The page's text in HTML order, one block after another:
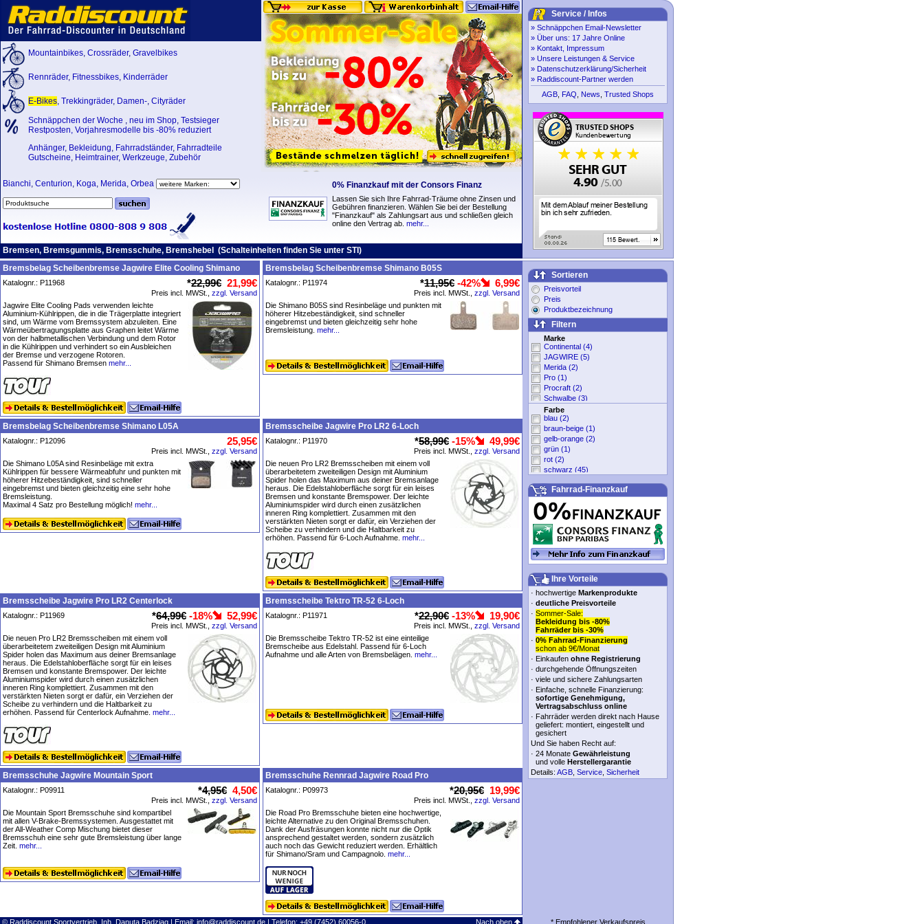
Mountainbikes, Crossräder, Gravelbikes
Rennräder, Fitnessbikes, Kinderräder
E-Bikes, Trekkingräder, Damen-, Cityräder
Schnäppchen der Woche , neu im Shop, Testsieger
Restposten, Vorjahresmodelle bis -80% reduziert
Anhänger, Bekleidung, Fahrradständer, Fahrradteile
Gutscheine, Heimtrainer, Werkzeuge, Zubehör
Service / Infos
» Schnäppchen Email-Newsletter
» Über uns: 17 Jahre Online
» Kontakt, Impressum
» Unsere Leistungen & Service
» Datenschutzerklärung/Sicherheit
» Raddiscount-Partner werden
AGB FAQ News Trusted Shops
Bianchi, Centurion, Koga, Merida, Orbea 0% Finanzkauf mit der Consors Finanz
Lassen Sie sich Ihre Fahrrad-Träume ohne Zinsen und
Gebühren finanzieren. Wählen Sie bei der Bestellung
"Finanzkauf" als Zahlungsart aus und schließen gleich
online den Vertrag ab. mehr...
Bremsen, Bremsgummis, Bremsschuhe, Bremshebel (Schalteinheiten finden Sie unter STI)
Bremsbelag Scheibenbremse Jagwire Elite Cooling Shimano
Katalognr.: P11968 *22,99€ 21,99€
Preis incl. MWSt., zzgl. Versand
Jagwire Elite Cooling Pads verwenden leichte
Aluminium-Kühlrippen, die in die Trägerplatte integriert
sind, um Wärme vom Bremssystem abzuleiten. Eine
Wärmeübertragungsplatte aus Graphen leitet Wärme
von der halbmetallischen Verbindung und dem Rotor
in die Kühlrippen und verhindert so ein Ausbleichen
der Bremse und verzogene Rotoren.
Passend für Shimano Bremsen mehr...
Bremsbelag Scheibenbremse Shimano B05S
Katalognr.: P11974 *11,95€ -42% 6,99€
Preis incl. MWSt., zzgl. Versand
Die Shimano B05S sind Resinbeläge und punkten mit
höherer Hitzebeständigkeit, sind schneller
eingebremst und bieten gleichzeitig sehr hohe
Bremsleistung. mehr...
Bremsbelag Scheibenbremse Shimano L05A
Katalognr.: P12096 25,95€
Preis incl. MWSt., zzgl. Versand
Die Shimano L05A sind Resinbeläge mit extra
Kühlrippen für bessere Wärmeabfuhr und punkten mit
höherer Hitzebeständigkeit, sind schneller
eingebremst und bieten gleichzeitig eine sehr hohe
Bremsleistung.
Maximal 4 Satz pro Bestellung möglich! mehr...
Bremsscheibe Jagwire Pro LR2 6-Loch
Katalognr.: P11970 *58,99€ -15% 49,99€
Preis incl. MWSt., zzgl. Versand
Die neuen Pro LR2 Bremsscheiben mit einem voll
überarbeitetem zweiteiligen Design mit Aluminium
Spider holen das Maximum aus deiner Bremsanlage
heraus. Die Edelstahloberfläche sorgt für ein leises
Bremsen und konstante Bremspower. Der leichte
Aluminiumspider wird durch einen zusätzlichen
inneren Ring komplettiert. Zusammen mit den
verstärkten Nieten sorgt er dafür, ein Verziehen der
Scheibe zu verhindern und die Haltbarkeit zu
erhöhen. Passend für 6-Loch Aufnahme. mehr...
Bremsscheibe Jagwire Pro LR2 Centerlock
Katalognr.: P11969 *64,99€ -18% 52,99€
Preis incl. MWSt., zzgl. Versand
Die neuen Pro LR2 Bremsscheiben mit einem voll
überarbeitetem zweiteiligen Design mit Aluminium
Spider holen das Maximum aus deiner Bremsanlage
heraus. Die Edelstahloberfläche sorgt für ein leises
Bremsen und konstante Bremspower. Der leichte
Aluminiumspider wird durch einen zusätzlichen
inneren Ring komplettiert. Zusammen mit den
verstärkten Nieten sorgt er dafür, ein Verziehen der
Scheibe zu verhindern und die Haltbarkeit zu
erhöhen. Passend für Centerlock Aufnahme. mehr...
Bremsscheibe Tektro TR-52 6-Loch
Katalognr.: P11971 *22,90€ -13% 19,90€
Preis incl. MWSt., zzgl. Versand
Die Bremsscheibe Tektro TR-52 ist eine einteilige
Bremscheibe aus Edelstahl. Passend für 6-Loch
Aufnahme und alle Arten von Bremsbelägen. mehr...
Bremsschuhe Jagwire Mountain Sport
Katalognr.: P09911 *4,95€ 4,50€
Preis incl. MWSt., zzgl. Versand
Die Mountain Sport Bremsschuhe sind kompartibel
mit allen V-Brake-Bremssystemen. Ausgestattet mit
der All-Weather Comp Mischung bietet dieser
Bremsschuh eine sehr gute Bremsleistung über lange
Zeit. mehr...
Bremsschuhe Rennrad Jagwire Road Pro
Katalognr.: P09973 *20,95€ 19,99€
Preis incl. MWSt., zzgl. Versand
Die Road Pro Bremsschuhe bieten eine hochwertige,
leichte Alternative zu den Original Bremsschuhen.
Dank der Ausfräsungen konnte nicht nur die Optik
ansprechend gestaltet werden, sondern zusätzlich
auch noch das Gewicht reduziert werden. Erhältlich
für Shimano/Sram und Campagnolo. mehr...
Sortieren
Preisvorteil
Preis
Produktbezeichnung
Filtern
Marke
Continental (4)
JAGWIRE (5)
Merida (2)
Pro (1)
Procraft (2)
Schwalbe (3)
Selle SMP (4)
Shimano (11)
Tektro (1)
XLC (3)
Xpedo (2)
sonstige (16)
Farbe
blau (2)
braun-beige (1)
gelb-orange (2)
grün (1)
rot (2)
schwarz (45)
weiß (2)
ohne Angabe (1)
Fahrrad-Finanzkauf
Ihre Vorteile
· hochwertige Markenprodukte
· deutliche Preisvorteile
· Sommer-Sale:
Bekleidung bis -80%
Fahrräder bis -30%
· 0% Fahrrad-Finanzierung
schon ab 9€/Monat
· Einkaufen ohne Registrierung
· durchgehende Öffnungszeiten
· viele und sichere Zahlungsarten
· Einfache, schnelle Finanzierung:
sofortige Genehmigung,
Vertragsabschluss online
· Fahrräder werden direkt nach Hause
geliefert: montiert, eingestellt und
gesichert
Und Sie haben Recht auf:
· 24 Monate Gewährleistung
und volle Herstellergarantie
Details: AGB Service Sicherheit
© Raddiscount Sportvertrieb, Inh. Danuta Badziag | Email: info@raddiscount.de | Telefon: +49 (7452) 60056-0 Nach oben * Empfohlener Verkaufspreis